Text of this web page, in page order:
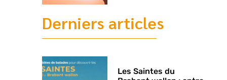
Derniers articles
Les Saintes du